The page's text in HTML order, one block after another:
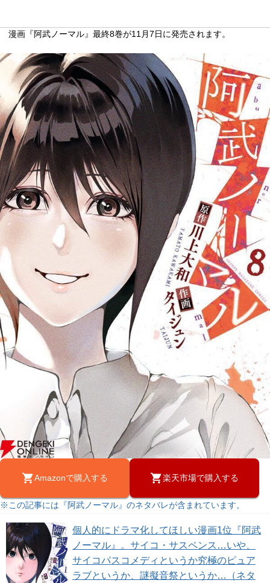
漫画『阿武ノーマル』最終8巻が11月7日に発売されます。
Amazonで購入する 楽天市場で購入する
※この記事には『阿武ノーマル』のネタバレが含まれています。
個人的にドラマ化してほしい漫画1位『阿武
ノーマル』。サイコ・サスペンス…いや、
サイコパスコメディというか究極のピュア
ラブというか、謎擬音祭というか…（ネタ